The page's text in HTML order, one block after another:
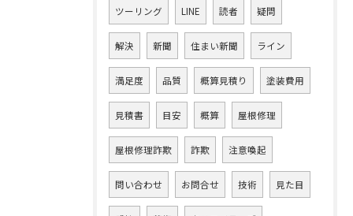
ツーリング LINE 読者 疑問
解決 新聞 住まい新聞 ライン
満足度 品質 概算見積り 塗装費用
見積書 目安 概算 屋根修理
屋根修理詐欺 詐欺 注意喚起
問い合わせ お問合せ 技術 見た目